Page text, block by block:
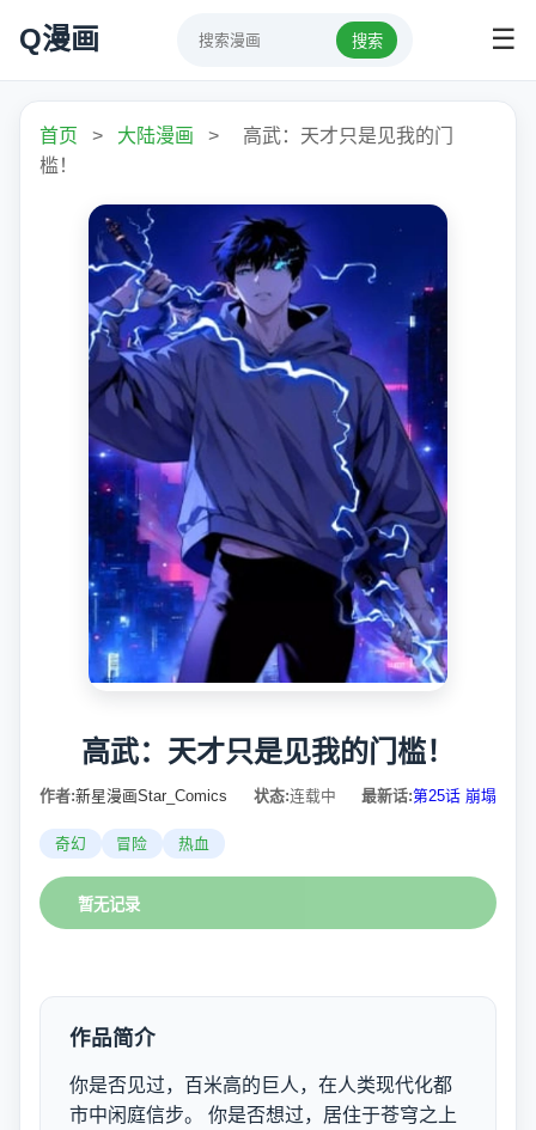
Q漫画 搜索 ☰
首页 > 大陆漫画 >
高武：天才只是见我的门
槛！
高武：天才只是见我的门槛！
作者:新星漫画Star_Comics 状态:连载中 最新话:第25话 崩塌
奇幻 冒险 热血
暂无记录
作品简介
你是否见过，百米高的巨人，在人类现代化都
市中闲庭信步。 你是否想过，居住于苍穹之上